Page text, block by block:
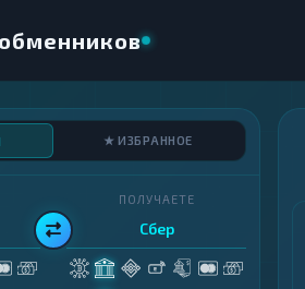
★ ИЗБРАННОЕ
ПОЛУЧАЕТЕ
Сбер